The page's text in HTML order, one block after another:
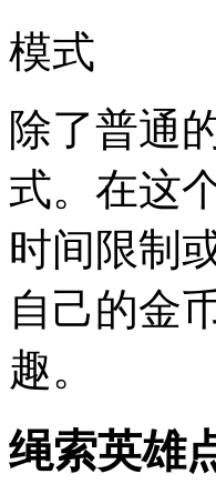
模式
除了普通
式。在这
时间限制
自己的金
趣。
绳索英雄